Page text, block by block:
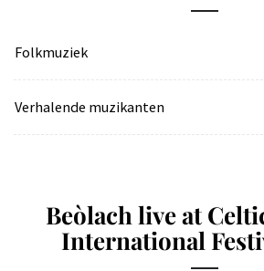
Folkmuziek
Verhalende muzikanten
Beòlach live at
International